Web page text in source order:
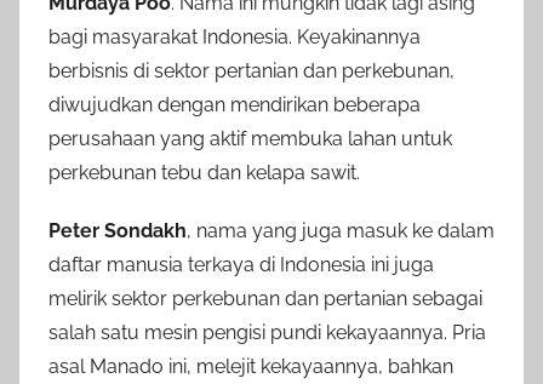
bagi masyarakat Indonesia. Keyakinannya
berbisnis di sektor pertanian dan perkebunan,
diwujudkan dengan mendirikan beberapa
perusahaan yang aktif membuka lahan untuk
perkebunan tebu dan kelapa sawit.
Peter Sondakh, nama yang juga masuk ke dalam
daftar manusia terkaya di Indonesia ini juga
melirik sektor perkebunan dan pertanian sebagai
salah satu mesin pengisi pundi kekayaannya. Pria
asal Manado ini, melejit kekayaannya, bahkan